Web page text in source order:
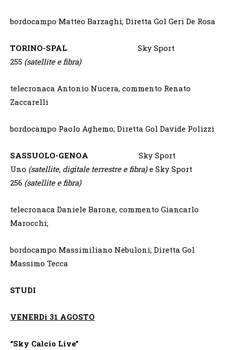
bordocampo Matteo Barzaghi; Diretta Gol Geri De Rosa
TORINO-SPAL
Sky Sport
255 (satellite e fibra)
telecronaca Antonio Nucera, commento Renato
Zaccarelli
bordocampo Paolo Aghemo; Diretta Gol Davide Polizzi
SASSUOLO-GENOA
Sky Sport
Uno (satellite, digitale terrestre e fibra)e Sky Sport
256 (satellite e fibra)
telecronaca Daniele Barone, commento Giancarlo
Marocchi;
bordocampo Massimiliano Nebuloni; Diretta Gol
Massimo Tecca
STUDI
VENERDì 31 AGOSTO
“Sky Calcio Live”